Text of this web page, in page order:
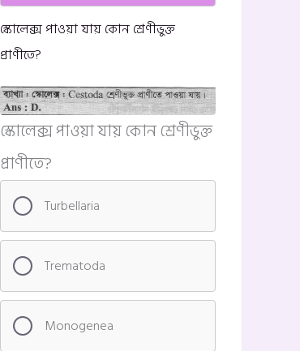
স্কোলেক্স পাওয়া যায় কোন শ্রেণীভুক্ত
প্রাণীতে?
স্কোলেক্স পাওয়া যায় কোন শ্রেণীভুক্ত
প্রাণীতে?
Turbellaria
Trematoda
Monogenea